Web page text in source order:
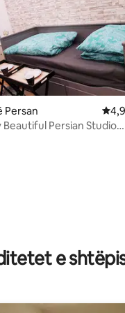
5, 196 vlerësime
Persan
Beautiful Persian Studio
e